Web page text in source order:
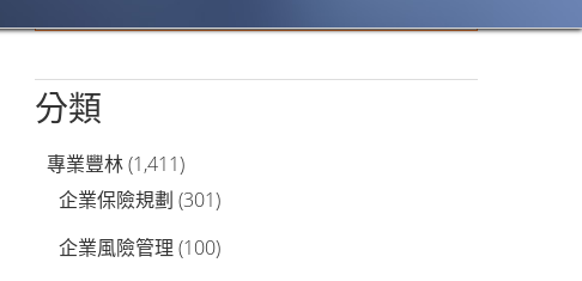
分類
專業豐林(1,411)
企業保險規劃 (301)
企業風險管理 (100)